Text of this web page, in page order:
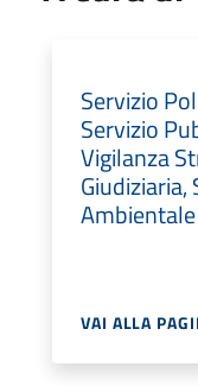
Servizio
Servizio
Vigilanza
Ambientale
VAI ALLA